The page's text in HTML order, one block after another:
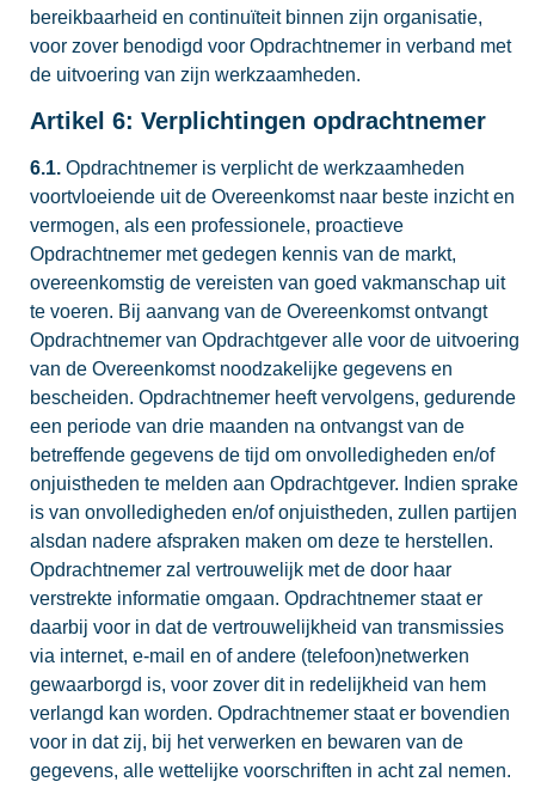
bereikbaarheid en continuïteit binnen zijn organisatie,
voor zover benodigd voor Opdrachtnemer in verband met
de uitvoering van zijn werkzaamheden.
Artikel 6: Verplichtingen opdrachtnemer
6.1. Opdrachtnemer is verplicht de werkzaamheden
voortvloeiende uit de Overeenkomst naar beste inzicht en
vermogen, als een professionele, proactieve
Opdrachtnemer met gedegen kennis van de markt,
overeenkomstig de vereisten van goed vakmanschap uit
te voeren. Bij aanvang van de Overeenkomst ontvangt
Opdrachtnemer van Opdrachtgever alle voor de uitvoering
van de Overeenkomst noodzakelijke gegevens en
bescheiden. Opdrachtnemer heeft vervolgens, gedurende
een periode van drie maanden na ontvangst van de
betreffende gegevens de tijd om onvolledigheden en/of
onjuistheden te melden aan Opdrachtgever. Indien sprake
is van onvolledigheden en/of onjuistheden, zullen partijen
alsdan nadere afspraken maken om deze te herstellen.
Opdrachtnemer zal vertrouwelijk met de door haar
verstrekte informatie omgaan. Opdrachtnemer staat er
daarbij voor in dat de vertrouwelijkheid van transmissies
via internet, e-mail en of andere (telefoon)netwerken
gewaarborgd is, voor zover dit in redelijkheid van hem
verlangd kan worden. Opdrachtnemer staat er bovendien
voor in dat zij, bij het verwerken en bewaren van de
gegevens, alle wettelijke voorschriften in acht zal nemen.